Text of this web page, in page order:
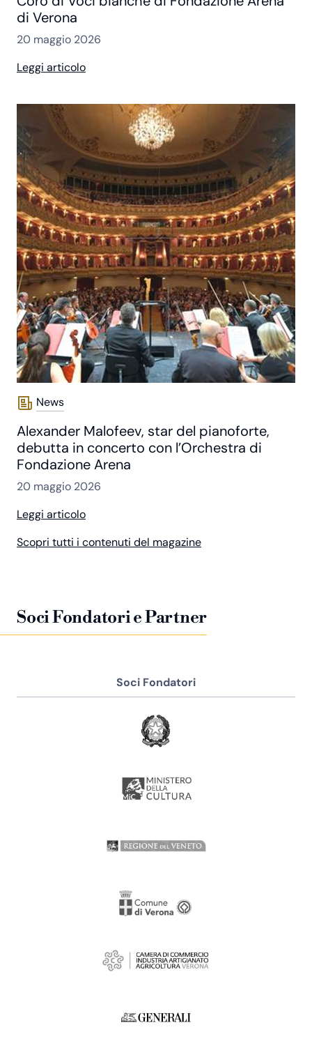
di Verona
20 maggio 2026
Leggi articolo
News
Alexander Malofeev, star del pianoforte,
debutta in concerto con l’Orchestra di
Fondazione Arena
20 maggio 2026
Leggi articolo
Scopri tutti i contenuti del magazine
Soci Fondatori e Partner
Soci Fondatori